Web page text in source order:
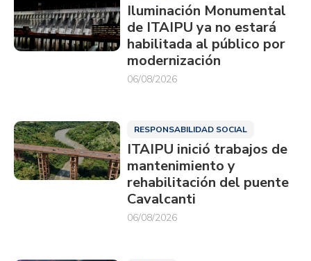
Iluminación Monumental
de ITAIPU ya no estará
habilitada al público por
modernización
06/08/2026
RESPONSABILIDAD SOCIAL
ITAIPU inició trabajos de
mantenimiento y
rehabilitación del puente
Cavalcanti
06/08/2026